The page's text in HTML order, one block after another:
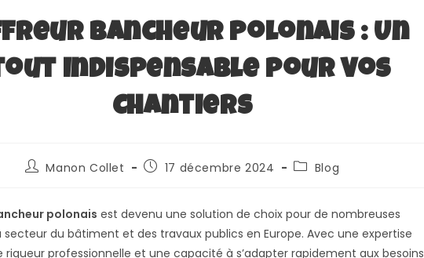
Bancheur Polonais : Un
Indispensable pour Vos
Chantiers
Manon Collet 17 décembre 2024 Blog
polonais est devenu une solution de choix pour de nombreuses
secteur du bâtiment et des travaux publics en Europe. Avec une expertise
rigueur professionnelle et une capacité à s’adapter rapidement aux besoins